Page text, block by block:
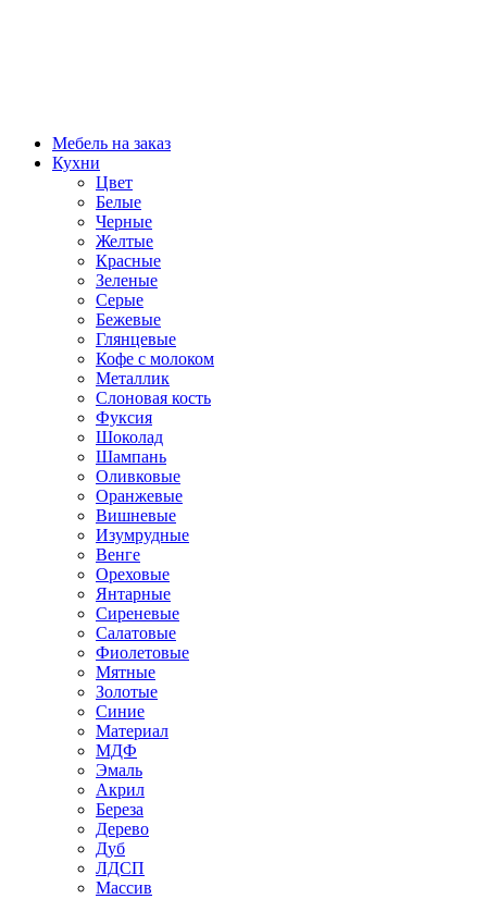
Мебель на заказ
Кухни
Цвет
Белые
Черные
Желтые
Красные
Зеленые
Серые
Бежевые
Глянцевые
Кофе с молоком
Металлик
Слоновая кость
Фуксия
Шоколад
Шампань
Оливковые
Оранжевые
Вишневые
Изумрудные
Венге
Ореховые
Янтарные
Сиреневые
Салатовые
Фиолетовые
Мятные
Золотые
Синие
Материал
МДФ
Эмаль
Акрил
Береза
Дерево
Дуб
ЛДСП
Массив